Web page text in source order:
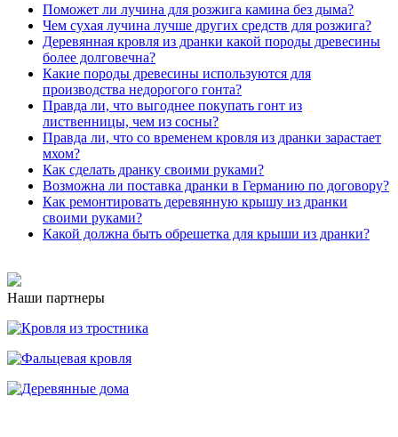
Поможет ли лучина для розжига камина без дыма?
Чем сухая лучина лучше других средств для розжига?
Деревянная кровля из дранки какой породы древесины
более долговечна?
Какие породы древесины используются для
производства недорогого гонта?
Правда ли, что выгоднее покупать гонт из
лиственницы, чем из сосны?
Правда ли, что со временем кровля из дранки зарастает
мхом?
Как сделать дранку своими руками?
Возможна ли поставка дранки в Германию по договору?
Как ремонтировать деревянную крышу из дранки
своими руками?
Какой должна быть обрешетка для крыши из дранки?
Наши партнеры